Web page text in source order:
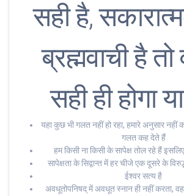
सही है,
ब्रह्मवाची है तो
सही ही होगा
यहा कुछ भी गलत नहीं हो रहा, हमारे अनुसार नहीं
गलत कह देते हैं
हम किसी ना किसी के सापेक्ष तोल रहे हैं
सापेक्षता के सिद्वान्त में हर चीजे एक दूसरे के
ईश्वर सत्य है
अवधूतोपनिषद् में अवधूत स्नान ही नहीं करता,